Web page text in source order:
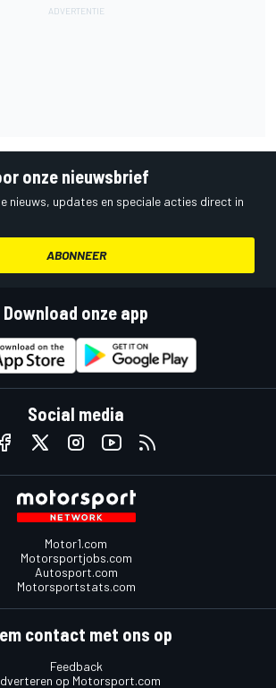
onze nieuwsbrief
nieuws, updates en speciale acties direct in
ABONNEER
Download onze app
Social media
Motor1.com
Motorsportjobs.com
Autosport.com
Motorsportstats.com
contact met ons op
Feedback
op Motorsport.com